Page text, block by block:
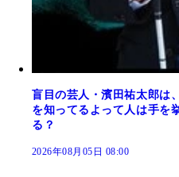
盲目の芸人・濱田祐太郎は
を知ってるよって人は手を
る？
2026年08月05日 08:00